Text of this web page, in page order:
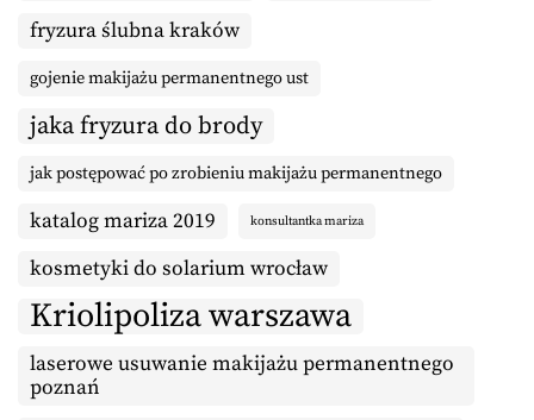
fryzura ślubna kraków
gojenie makijażu permanentnego ust
jaka fryzura do brody
jak postępować po zrobieniu makijażu permanentnego
katalog mariza 2019 konsultantka mariza
kosmetyki do solarium wrocław
Kriolipoliza warszawa
laserowe usuwanie makijażu permanentnego
poznań